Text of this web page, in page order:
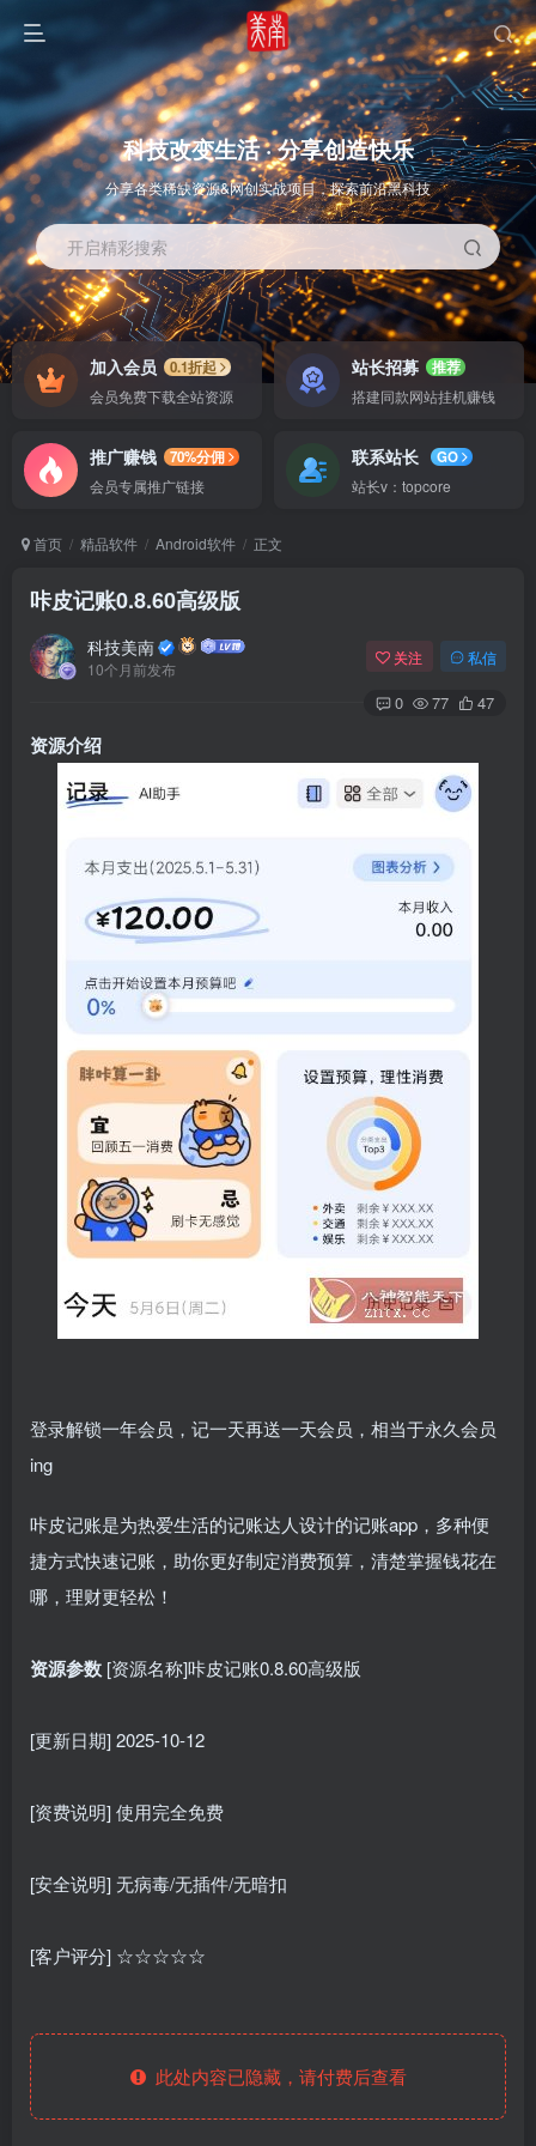
OS教程 SOFT教程
科技改变生活 · 分享创造快乐
分享各类稀缺资源&网创实战项目，探索前沿黑科技
开启精彩搜索
加入会员
0.1折起
会员免费下载全站资源
站长招募
推荐
搭建同款网站挂机赚钱
推广赚钱
70%分佣
会员专属推广链接
联系站长
GO
站长v：topcore
首页 精品软件 Android软件 正文
咔皮记账0.8.60高级版
科技美南
10个月前发布
关注 私信
0 77 47
资源介绍
登录解锁一年会员，记一天再送一天会员，相当于永久会员
ing
咔皮记账是为热爱生活的记账达人设计的记账app，多种便
捷方式快速记账，助你更好制定消费预算，清楚掌握钱花在
哪，理财更轻松！
资源参数 [资源名称]咔皮记账0.8.60高级版
[更新日期] 2025-10-12
[资费说明] 使用完全免费
[安全说明] 无病毒/无插件/无暗扣
[客户评分] ☆☆☆☆☆
此处内容已隐藏，请付费后查看